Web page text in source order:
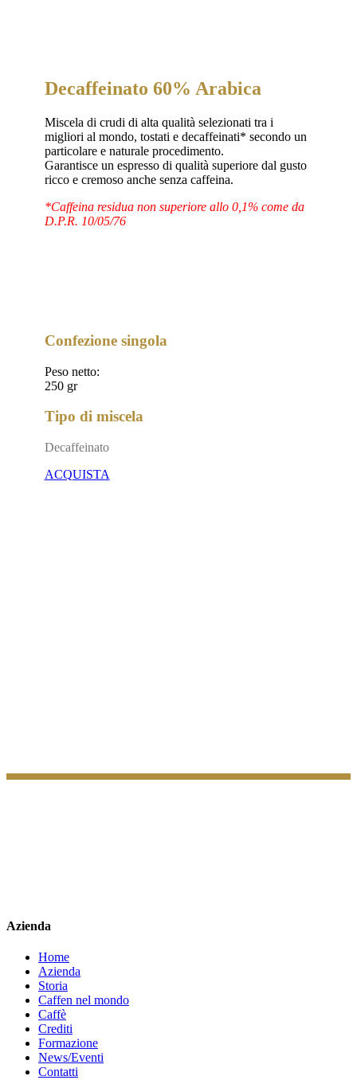
Decaffeinato 60% Arabica
Miscela di crudi di alta qualità selezionati tra i
migliori al mondo, tostati e decaffeinati* secondo un
particolare e naturale procedimento.
Garantisce un espresso di qualità superiore dal gusto
ricco e cremoso anche senza caffeina.
*Caffeina residua non superiore allo 0,1% come da
D.P.R. 10/05/76
Confezione singola
Peso netto:
250 gr
Tipo di miscela
Decaffeinato
ACQUISTA
Azienda
Home
Azienda
Storia
Caffen nel mondo
Caffè
Crediti
Formazione
News/Eventi
Contatti